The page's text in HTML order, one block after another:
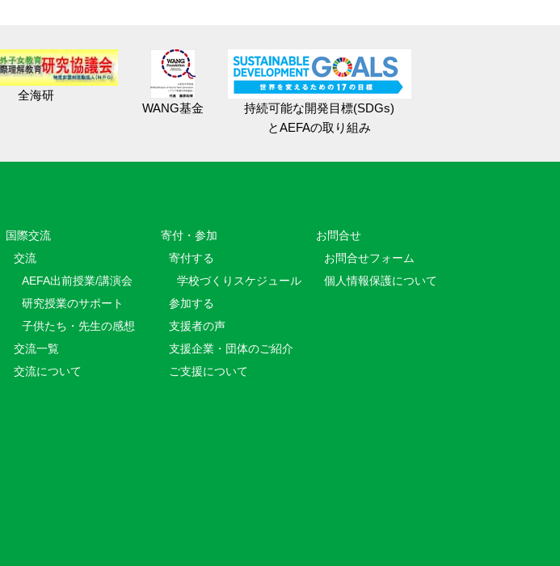
全海研
WANG基金
持続可能な開発目標(SDGs)
とAEFAの取り組み
国際交流
交流
AEFA出前授業/講演会
研究授業のサポート
子供たち・先生の感想
交流一覧
交流について
寄付・参加
寄付する
学校づくりスケジュール
参加する
支援者の声
支援企業・団体のご紹介
ご支援について
お問合せ
お問合せフォーム
個人情報保護について